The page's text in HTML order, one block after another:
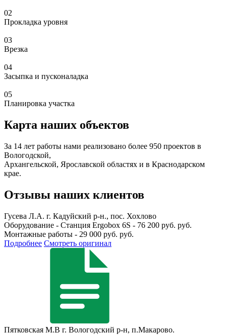
02
Прокладка уровня
03
Врезка
04
Засыпка и пусконаладка
05
Планировка участка
Карта наших объектов
За 14 лет работы нами реализовано более 950 проектов в
Вологодской,
Архангельской, Ярославской областях и в Краснодарском
крае.
Отзывы наших клиентов
Гусева Л.А. г. Кадуйский р-н., пос. Хохлово
Оборудование - Станция Ergobox 6S - 76 200 руб. руб.
Монтажные работы - 29 000 руб. руб.
Подробнее Смотреть оригинал
Пятковская М.В г. Вологодский р-н, п.Макарово.